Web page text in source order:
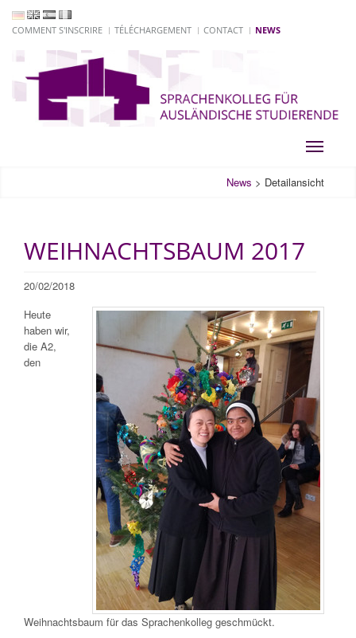
COMMENT S'INSCRIRE TÉLÉCHARGEMENT CONTACT NEWS
Toggle
News > Detailansicht
WEIHNACHTSBAUM 2017
20/02/2018
Heute
haben wir,
die A2,
den
Weihnachtsbaum für das Sprachenkolleg geschmückt.